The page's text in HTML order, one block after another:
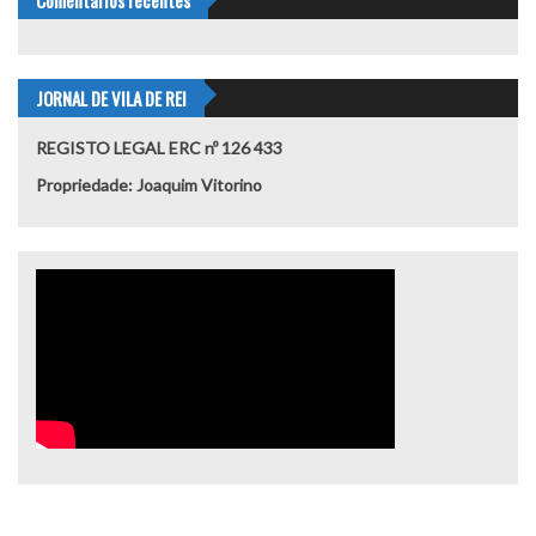
JORNAL DE VILA DE REI
REGISTO LEGAL ERC nº 126 433
Propriedade: Joaquim Vitorino